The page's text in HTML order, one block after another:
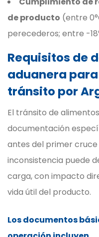
de producto (entre
perecederos; entre -
Requisitos de
aduanera
tránsito por
El tránsito de
documentación
antes del primer
inconsistencia puede
carga, con impacto
vida útil del producto.
Los documentos